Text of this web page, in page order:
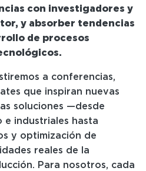
con investigadores y
y absorber tendencias
de procesos
a conferencias,
que inspiran nuevas
soluciones —desde
industriales hasta
y optimización de
reales de la
Para nosotros, cada